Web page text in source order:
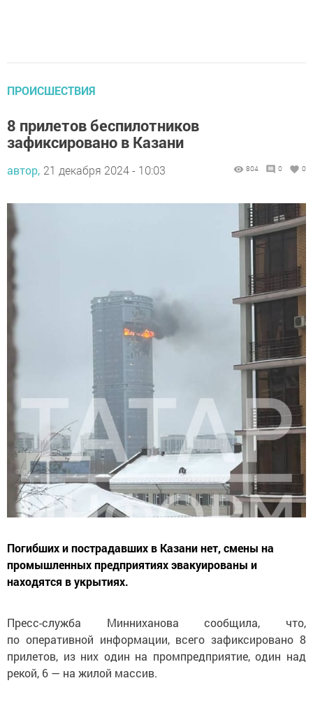
ПРОИСШЕСТВИЯ
8 прилетов беспилотников
зафиксировано в Казани
автор, 21 декабря 2024 - 10:03 804 0 0
Погибших и пострадавших в Казани нет, смены на
промышленных предприятиях эвакуированы и
находятся в укрытиях.
Пресс-служба Минниханова сообщила, что,
по оперативной информации, всего зафиксировано 8
прилетов, из них один на промпредприятие, один над
рекой, 6 — на жилой массив.